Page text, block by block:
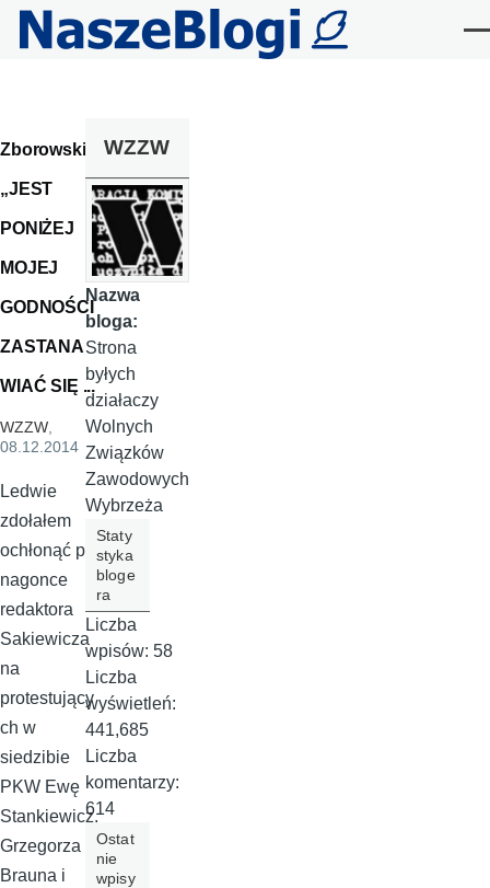
Przejdź do treści
Zborowski:
„JEST
PONIŻEJ
MOJEJ
GODNOŚCI
ZASTANA
WIAĆ SIĘ ...
WZZW,
08.12.2014
Ledwie
zdołałem
ochłonąć po
nagonce
redaktora
Sakiewicza
na
protestujący
ch w
siedzibie
PKW Ewę
Stankiewicz,
Grzegorza
Brauna i
WZZW
Nazwa
bloga:
Strona
byłych
działaczy
Wolnych
Związków
Zawodowych
Wybrzeża
Staty
styka
bloge
ra
Liczba
wpisów: 58
Liczba
wyświetleń:
441,685
Liczba
komentarzy:
614
Ostat
nie
wpisy